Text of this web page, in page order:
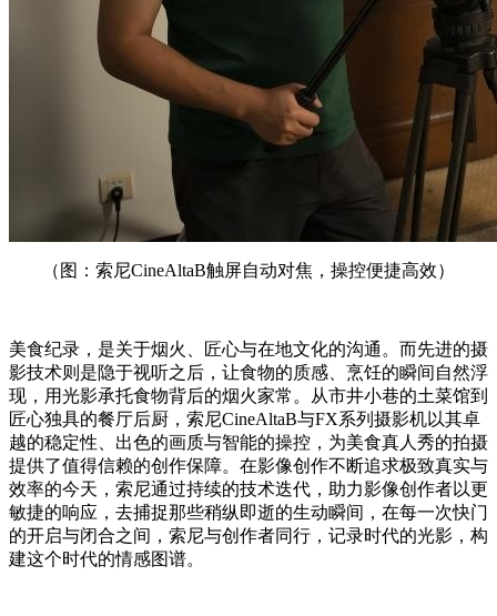
（图：索尼CineAltaB触屏自动对焦，操控便捷高效）
美食纪录，是关于烟火、匠心与在地文化的沟通。而先进的摄
影技术则是隐于视听之后，让食物的质感、烹饪的瞬间自然浮
现，用光影承托食物背后的烟火家常。从市井小巷的土菜馆到
匠心独具的餐厅后厨，索尼CineAltaB与FX系列摄影机以其卓
越的稳定性、出色的画质与智能的操控，为美食真人秀的拍摄
提供了值得信赖的创作保障。在影像创作不断追求极致真实与
效率的今天，索尼通过持续的技术迭代，助力影像创作者以更
敏捷的响应，去捕捉那些稍纵即逝的生动瞬间，在每一次快门
的开启与闭合之间，索尼与创作者同行，记录时代的光影，构
建这个时代的情感图谱。